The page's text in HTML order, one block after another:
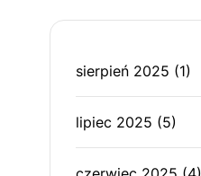
sierpień 2025 (1)
lipiec 2025 (5)